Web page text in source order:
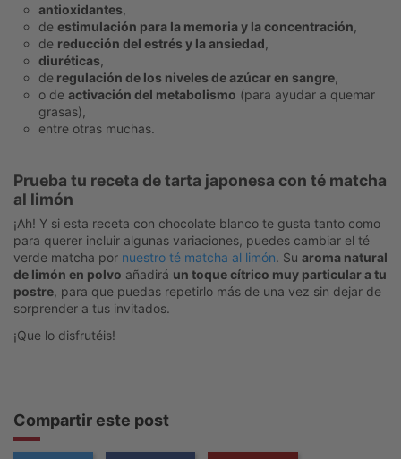
antioxidantes
de estimulación para la memoria y la concentración
de reducción del estrés y la ansiedad
diuréticas
de regulación de los niveles de azúcar en sangre
o de activación del metabolismo (para ayudar a quemar
grasas),
entre otras muchas.
Prueba tu receta de tarta japonesa con té matcha
al limón
¡Ah! Y si esta receta con chocolate blanco te gusta tanto como
para querer incluir algunas variaciones, puedes cambiar el té
verde matcha por nuestro té matcha al limón. Su aroma natural
de limón en polvo añadirá un toque cítrico muy particular a tu
postre , para que puedas repetirlo más de una vez sin dejar de
sorprender a tus invitados.
¡Que lo disfrutéis!
Compartir este post